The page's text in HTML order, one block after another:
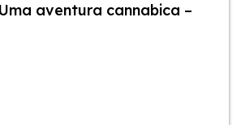
aventura cannabica –